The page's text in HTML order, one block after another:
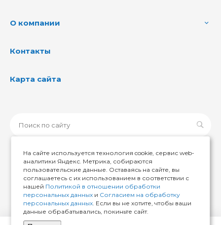
О компании
Контакты
Карта сайта
© 2026 ИМИР174, Все права защищены
На сайте используется технология cookie, сервис web-
аналитики Яндекс. Метрика, собираются
пользовательские данные. Оставаясь на сайте, вы
соглашаетесь с их использованием в соответствии с
нашей Политикой в отношении обработки
персональных данных и Согласием на обработку
персональных данных. Если вы не хотите, чтобы ваши
данные обрабатывались, покиньте сайт.